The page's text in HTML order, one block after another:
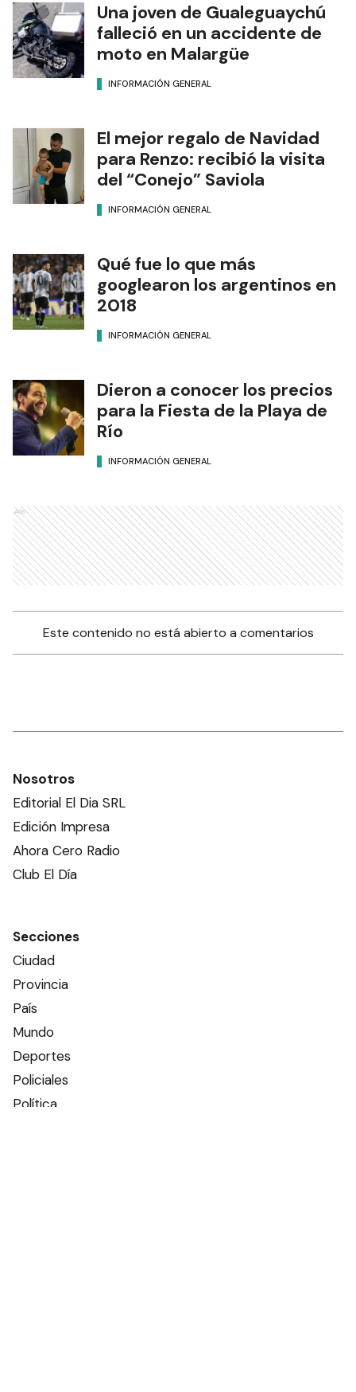
Una joven de Gualeguaychú
falleció en un accidente de
moto en Malargüe
INFORMACIÓN GENERAL
El mejor regalo de Navidad
para Renzo: recibió la visita
del “Conejo” Saviola
INFORMACIÓN GENERAL
Qué fue lo que más
googlearon los argentinos en
2018
INFORMACIÓN GENERAL
Dieron a conocer los precios
para la Fiesta de la Playa de
Río
INFORMACIÓN GENERAL
Ads
Este contenido no está abierto a comentarios
Nosotros
Editorial El Dia SRL
Edición Impresa
Ahora Cero Radio
Club El Día
Secciones
Ciudad
Provincia
País
Mundo
Deportes
Policiales
Política